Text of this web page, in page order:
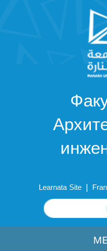
Learnata Site |